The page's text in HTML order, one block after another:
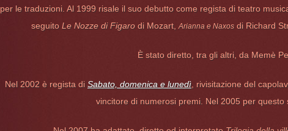
per le traduzioni. Al 1999 risale il suo debutto come regista di teatro
seguito Le Nozze di Figarodi Mozart, Arianna e Naxosdi Richard
È stato diretto, tra gli altri, da Memè
Nel 2002 è regista di Sabato, domenica e lunedì , rivisitazione del
vincitore di numerosi premi. Nel 2005 per